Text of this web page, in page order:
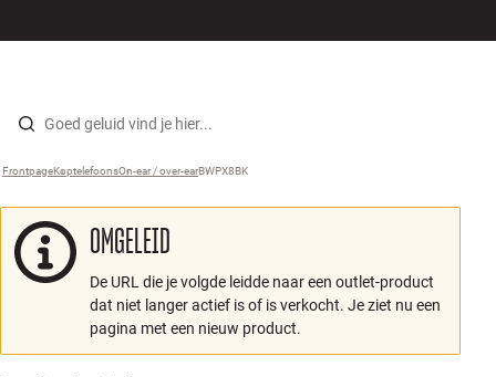
Skip to content
Luidsprekers
Koptelefoons
Surround
Tv
Frontpage ›
Koptelefoons ›
On-ear / over-ear ›
BWPX8BK
OMGELEID
De URL die je volgde leidde naar een outlet-product
dat niet langer actief is of is verkocht. Je ziet nu een
pagina met een nieuw product.